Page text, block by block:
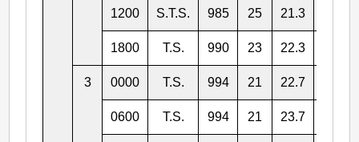
1200 S.T.S. 985 25 21.3
1800 T.S. 990 23 22.3
3 0000 T.S. 994 21 22.7
0600 T.S. 994 21 23.7